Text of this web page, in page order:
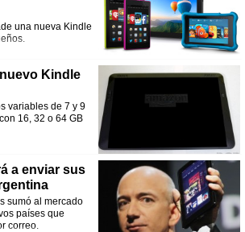
una nueva Kindle
Kindle
variables de 7 y 9
16, 32 o 64 GB
a enviar sus
sumó al mercado
países que
correo.